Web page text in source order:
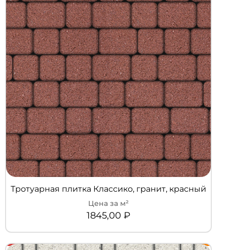
Тротуарная плитка Классико, гранит, красный
1845,00 ₽